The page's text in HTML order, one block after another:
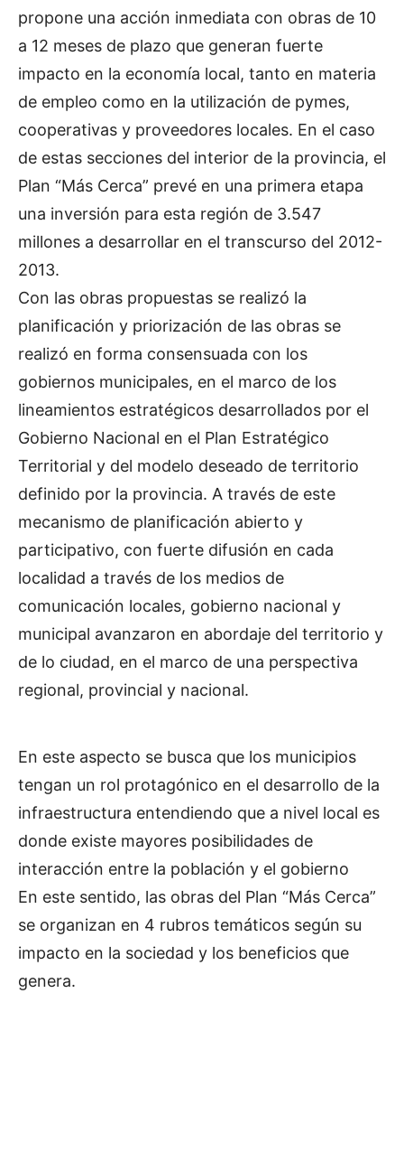
propone una acción inmediata con obras de 10
a 12 meses de plazo que generan fuerte
impacto en la economía local, tanto en materia
de empleo como en la utilización de pymes,
cooperativas y proveedores locales. En el caso
de estas secciones del interior de la provincia, el
Plan “Más Cerca” prevé en una primera etapa
una inversión para esta región de 3.547
millones a desarrollar en el transcurso del 2012-
2013.
Con las obras propuestas se realizó la
planificación y priorización de las obras se
realizó en forma consensuada con los
gobiernos municipales, en el marco de los
lineamientos estratégicos desarrollados por el
Gobierno Nacional en el Plan Estratégico
Territorial y del modelo deseado de territorio
definido por la provincia. A través de este
mecanismo de planificación abierto y
participativo, con fuerte difusión en cada
localidad a través de los medios de
comunicación locales, gobierno nacional y
municipal avanzaron en abordaje del territorio y
de lo ciudad, en el marco de una perspectiva
regional, provincial y nacional.
En este aspecto se busca que los municipios
tengan un rol protagónico en el desarrollo de la
infraestructura entendiendo que a nivel local es
donde existe mayores posibilidades de
interacción entre la población y el gobierno
En este sentido, las obras del Plan “Más Cerca”
se organizan en 4 rubros temáticos según su
impacto en la sociedad y los beneficios que
genera.